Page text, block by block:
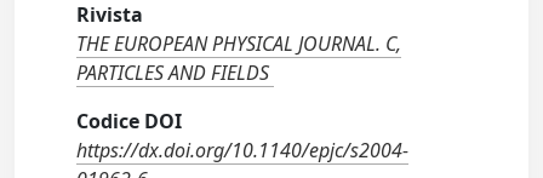
Rivista
THE EUROPEAN PHYSICAL JOURNAL. C,
PARTICLES AND FIELDS
Codice DOI
https://dx.doi.org/10.1140/epjc/s2004-